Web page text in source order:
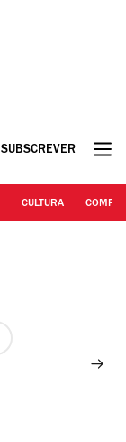
SUBSCREVER
CULTURA